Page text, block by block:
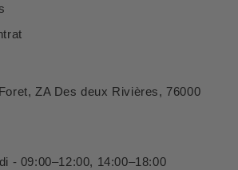
ZA Des deux Rivières, 76000
- 09:00–12:00, 14:00–18:00